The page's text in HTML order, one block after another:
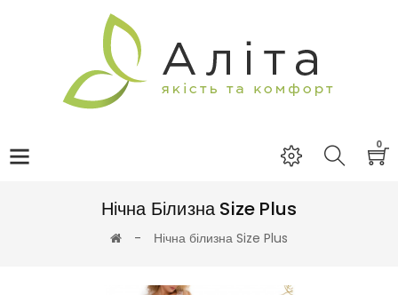
0
Нічна Білизна Size Plus
Нічна білизна Size Plus